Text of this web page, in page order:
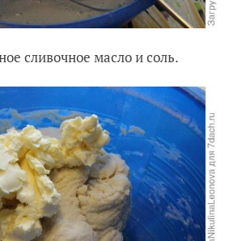
сливочное масло и соль.